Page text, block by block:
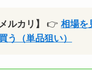
メルカリ】 👉 相場を
う（単品狙い）